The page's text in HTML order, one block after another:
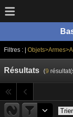
Filtres : |
Résultats (9